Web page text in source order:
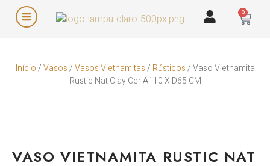
0
Início/Vasos/Vasos Vietnamitas/ Rústicos/ Vaso Vietnamita
Rustic Nat Clay Cer A110 X D65 CM
VASO VIETNAMITA RUSTIC NAT